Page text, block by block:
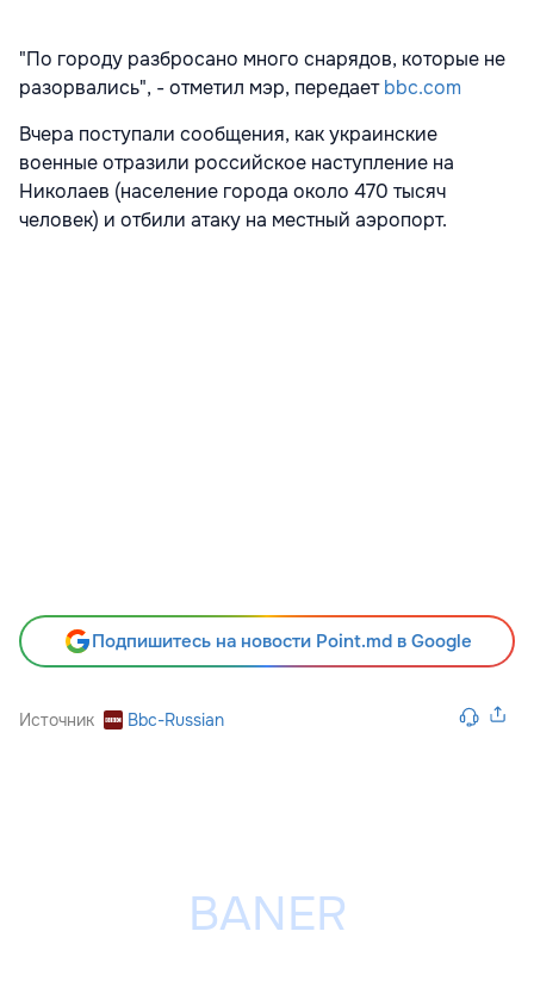
"По городу разбросано много снарядов, которые не
разорвались", - отметил мэр, передает bbc.com
Вчера поступали сообщения, как украинские
военные отразили российское наступление на
Николаев (население города около 470 тысяч
человек) и отбили атаку на местный аэропорт.
Подпишитесь на новости Point.md в Google
Источник Bbc-Russian